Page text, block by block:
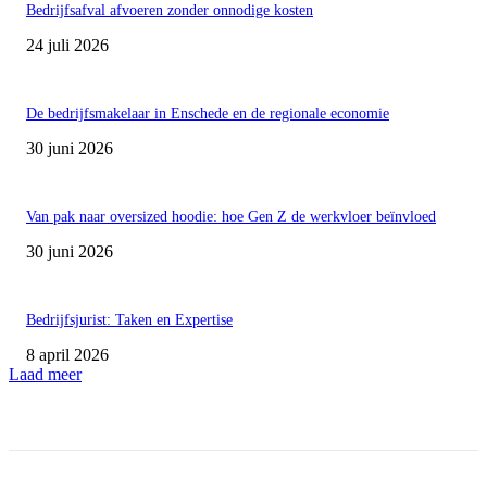
Bedrijfsafval afvoeren zonder onnodige kosten
24 juli 2026
De bedrijfsmakelaar in Enschede en de regionale economie
30 juni 2026
Van pak naar oversized hoodie: hoe Gen Z de werkvloer beïnvloed
30 juni 2026
Bedrijfsjurist: Taken en Expertise
8 april 2026
Laad meer